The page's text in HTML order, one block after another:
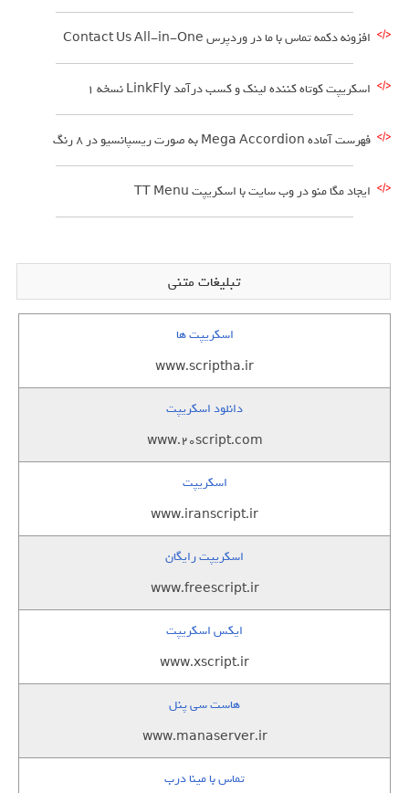
افزونه دکمه تماس با ما در وردپرس Contact Us All-in-One
اسکریپت کوتاه کننده لینک و کسب درآمد LinkFly نسخه 1
فهرست آماده Mega Accordion به صورت ریسپانسیو در 8 رنگ
ایجاد مگا منو در وب سایت با اسکریپت TT Menu
تبلیغات متنی
اسکریپت ها
www.scriptha.ir
دانلود اسکریپت
www.20script.com
اسکریپت
www.iranscript.ir
اسکریپت رایگان
www.freescript.ir
ایکس اسکریپت
www.xscript.ir
هاست سی پنل
www.manaserver.ir
تماس با مینا درب